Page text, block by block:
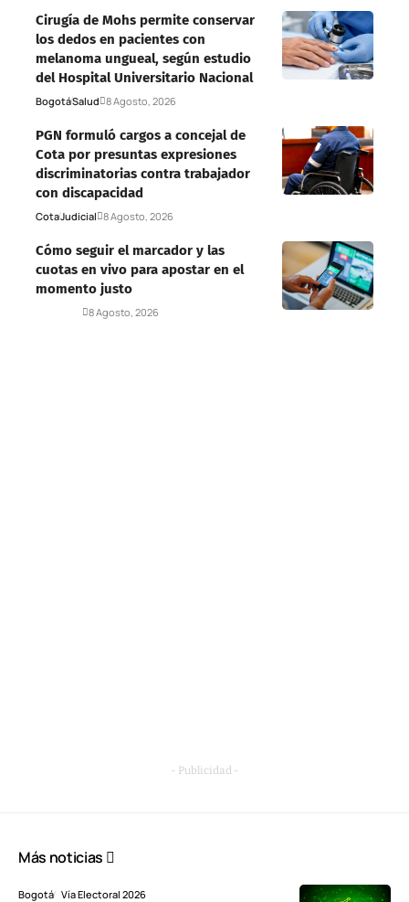
Cirugía de Mohs permite conservar
los dedos en pacientes con
melanoma ungueal, según estudio
del Hospital Universitario Nacional
BogotáSalud 8 Agosto, 2026
PGN formuló cargos a concejal de
Cota por presuntas expresiones
discriminatorias contra trabajador
con discapacidad
CotaJudicial 8 Agosto, 2026
Cómo seguir el marcador y las
cuotas en vivo para apostar en el
momento justo
8 Agosto, 2026
- Publicidad -
Más noticias
Bogotá Vía Electoral 2026